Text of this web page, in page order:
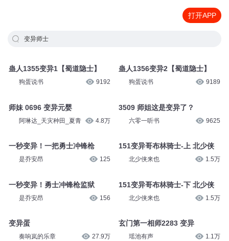
打开APP
变异师士
蛊人1355变异1【蜀道隐士】
狗蛋说书 9192
师妹 0696 变异元婴
阿琳达_天灾种田_夏青 4.8万
一秒变异！一把勇士冲锋枪
是乔安昂 125
一秒变异！勇士冲锋枪监狱
是乔安昂 156
变异蛋
奏响岚的乐章 27.9万
蛊人1356变异2【蜀道隐士】
狗蛋说书 9189
3509 师姐这是变异了？
六零一听书 9625
151变异哥布林骑士-上 北少侠
北少侠来也 1.5万
151变异哥布林骑士-下 北少侠
北少侠来也 1.5万
玄门第一相师2283 变异
瑶池有声 1.1万